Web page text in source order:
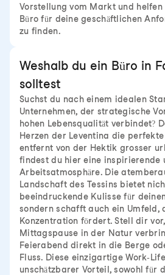
Vorstellung vom Markt und
Büro für deine geschäftlichen
zu finden.
Weshalb du ein Büro in
solltest
Suchst du nach einem idealen
Unternehmen, der strategische
hohen Lebensqualität verbindet?
Herzen der Leventina die
entfernt von der Hektik grosser
findest du hier eine inspirierende
Arbeitsatmosphäre. Die
Landschaft des Tessins bietet
beeindruckende Kulisse für
sondern schafft auch ein Umfeld,
Konzentration fördert. Stell dir
Mittagspause in der Natur
Feierabend direkt in die Berge
Fluss. Diese einzigartige Work-
unschätzbarer Vorteil, sowohl für